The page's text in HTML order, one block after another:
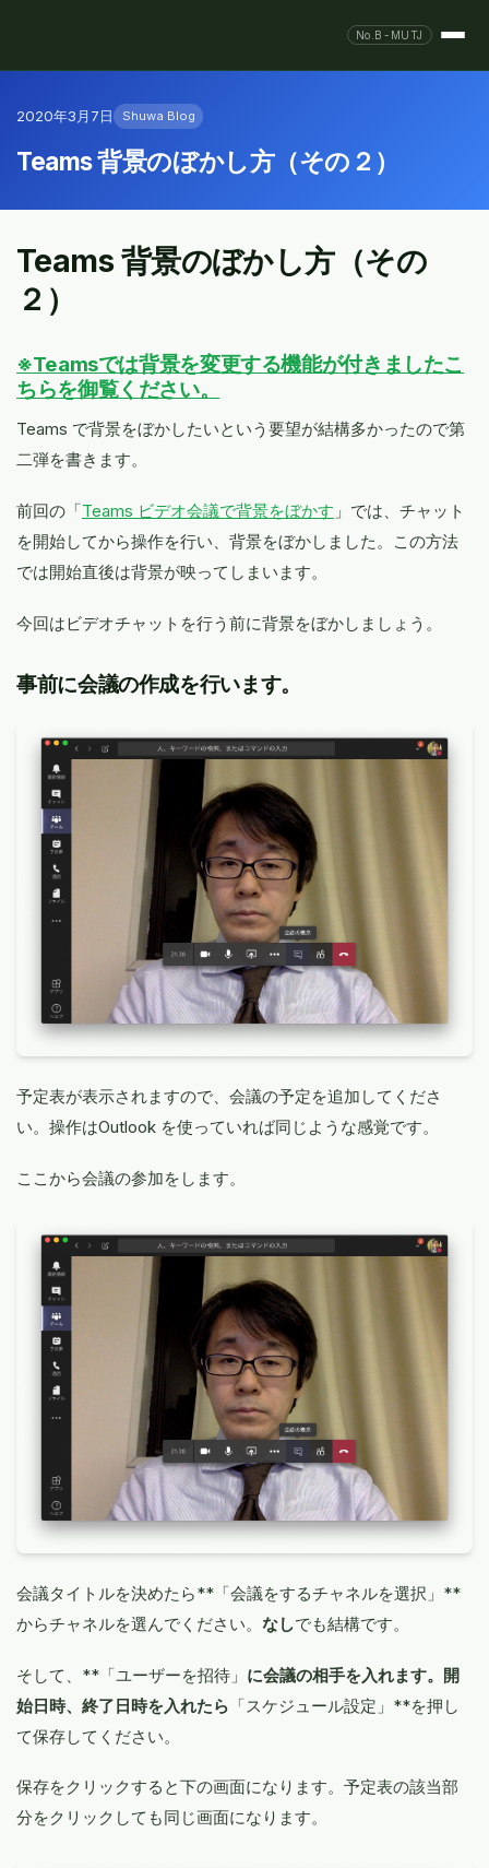
No.B-MUTJ
2020年3月7日 Shuwa Blog
Teams 背景のぼかし方（その２）
Teams 背景のぼかし方（その
２）
※Teamsでは背景を変更する機能が付きましたこ
ちらを御覧ください。
Teams で背景をぼかしたいという要望が結構多かったので第
二弾を書きます。
前回の「Teams ビデオ会議で背景をぼかす 」では、チャット
を開始してから操作を行い、背景をぼかしました。この方法
では開始直後は背景が映ってしまいます。
今回はビデオチャットを行う前に背景をぼかしましょう。
事前に会議の作成を行います。
予定表が表示されますので、会議の予定を追加してくださ
い。操作はOutlook を使っていれば同じような感覚です。
ここから会議の参加をします。
会議タイトルを決めたら**「会議をするチャネルを選択」**
からチャネルを選んでください。 なしでも結構です。
そして、**「ユーザーを招待」 に会議の相手を入れます。開
始日時、終了日時を入れたら 「スケジュール設定」**を押し
て保存してください。
保存をクリックすると下の画面になります。予定表の該当部
分をクリックしても同じ画面になります。